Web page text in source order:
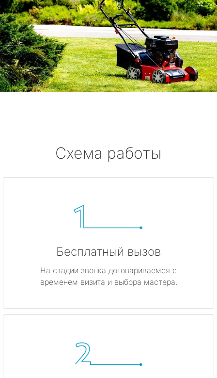
Схема работы
Бесплатный вызов
На стадии звонка договариваемся с
временем визита и выбора мастера.